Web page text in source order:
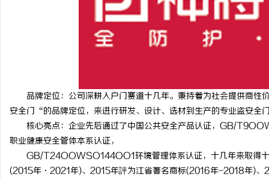
品牌定位：公司深耕入户门赛道十几年。秉持着为社会提供商性
安全门“的品牌定位，来进行研发、设计、选材到生产的专业盗安全
核心亮点：企业先后通过了中国公共安全产品认证，GB/
职业健康安全管体本系认证，
GB/T24OOWSO144OO1环境管理体系认证，十几年来取得十
(2015年·2021年)、2015年評为江省著名商标(2016年-2018年)